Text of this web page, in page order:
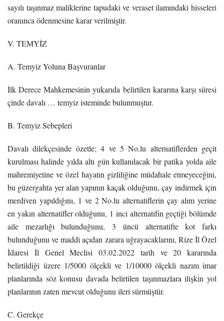
sayılı taşınmaz maliklerine tapudaki ve veraset ilamındaki hisseleri
oranınca ödenmesine karar verilmiştir.
V. TEMYİZ
A. Temyiz Yoluna Başvuranlar
İlk Derece Mahkemesinin yukarıda belirtilen kararına karşı süresi
çinde davalı … temyiz isteminde bulunmuştur.
B. Temyiz Sebepleri
Davalı dilekçesinde özetle; 4 ve 5 No.lu alternatiflerden geçit
kurulması halinde yılda altı gün kullanılacak bir patika yolda aile
mahremiyetine ve özel hayatın gizliliğine müdahale etmeyeceğini,
bu güzergahta yer alan yapının kaçak olduğunu, çay indirmek için
merdiven yapıldığını, 1 ve 2 No.lu alternatiflerin çay alım yerine
en yakın alternatifler olduğunu, 1 inci alternatifin geçtiği bölümde
aile mezarlığı bulunduğunu, 3 üncü alternatifte kot farkı
bulunduğunu ve maddi açıdan zarara uğrayacaklarını, Rize İl Özel
İdaresi İl Genel Meclisi 03.02.2022 tarih ve 20 kararında
belirtildiği üzere 1/5000 ölçekli ve 1/10000 ölçekli nazım imar
planlarında söz konusu davada belirtilen taşınmazlara ilişkin yol
planlarının zaten mevcut olduğunu ileri sürmüştür.
C. Gerekçe